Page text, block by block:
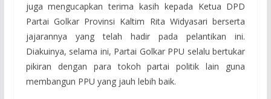
juga mengucapkan terima kasih kepada Ketua DPD
Partai Golkar Provinsi Kaltim Rita Widyasari berserta
jajarannya yang telah hadir pada pelantikan ini.
Diakuinya, selama ini, Partai Golkar PPU selalu bertukar
pikiran dengan para tokoh partai politik lain guna
membangun PPU yang jauh lebih baik.